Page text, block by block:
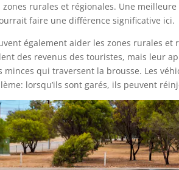
rurales et régionales. Une
faire une différence significative ici.
également aider les zones rurales et
des revenus des touristes, mais leur
minces qui traversent la brousse. Les
lorsqu’ils sont garés, ils peuvent